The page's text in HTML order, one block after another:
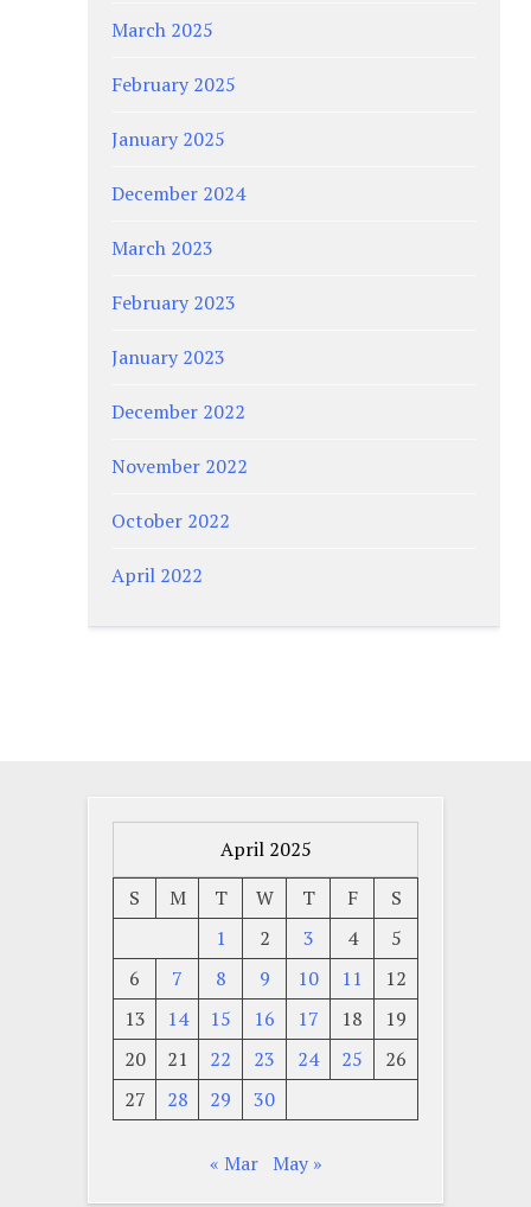
March 2025
February 2025
January 2025
December 2024
March 2023
February 2023
January 2023
December 2022
November 2022
October 2022
April 2022
April 2025
S
M T W T F
S
1
2 3 4
5
6
7 8 9 10 11
12
13
14 15 16 17 18
19
20
21 22 23 24 25
26
27
28 29 30
« Mar May »